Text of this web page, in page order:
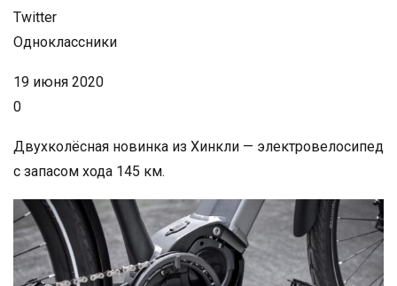
Twitter
Одноклассники
19 июня 2020
0
Двухколёсная новинка из Хинкли — электровелосипед
с запасом хода 145 км.